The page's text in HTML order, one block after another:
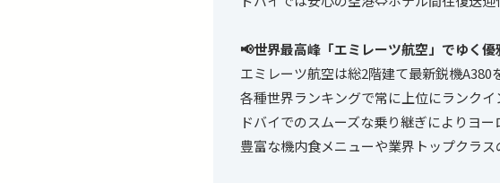
📢世界最高峰「エミレーツ航空」でゆく優
エミレーツ航空は総2階建て最新鋭機A380
各種世界ランキングで常に上位にランク
ドバイでのスムーズな乗り継ぎによりヨー
豊富な機内食メニューや業界トップクラ